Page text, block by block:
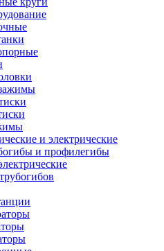
и электрические
и профилегибы